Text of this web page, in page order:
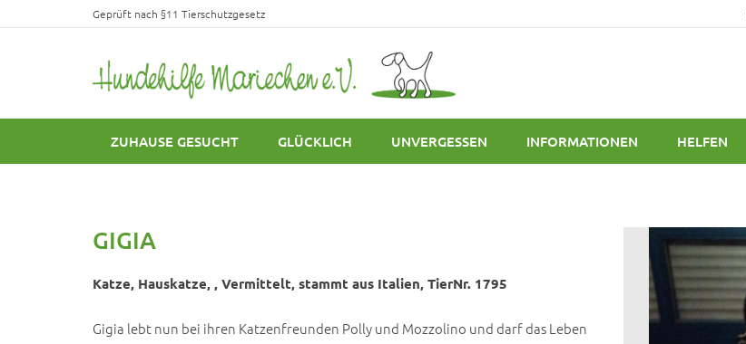
Geprüft nach §11 Tierschutzgesetz
ZUHAUSE GESUCHT GLÜCKLICH UNVERGESSEN INFORMATIONEN HELFEN
GIGIA
Katze, Hauskatze, , Vermittelt, stammt aus Italien, TierNr. 1795
Gigia lebt nun bei ihren Katzenfreunden Polly und Mozzolino und darf das Leben